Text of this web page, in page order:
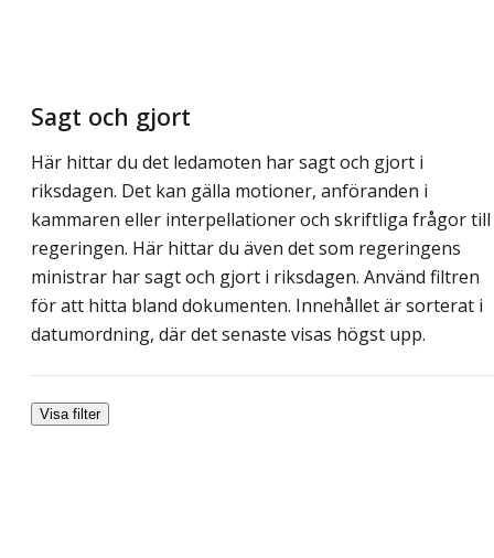
Sagt och gjort
Här hittar du det ledamoten har sagt och gjort i
riksdagen. Det kan gälla motioner, anföranden i
kammaren eller interpellationer och skriftliga frågor till
regeringen. Här hittar du även det som regeringens
ministrar har sagt och gjort i riksdagen. Använd filtren
för att hitta bland dokumenten. Innehållet är sorterat i
datumordning, där det senaste visas högst upp.
Visa filter